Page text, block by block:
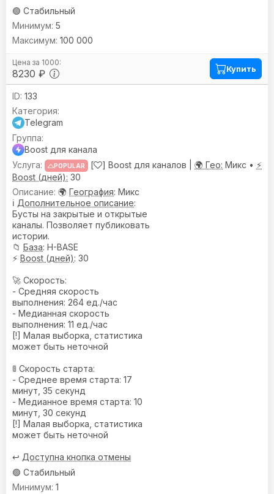
🟢 Стабильный
8230 ₽
5
100 000
Купить
133
Telegram
Boost для канала
POPULAR [ ] Boost для каналов | 🌍 Гео: Микс • ⚡
Boost (дней): 30
🌍 География: Микс
ℹ️ Дополнительное описание:
Бусты на закрытые и открытые
каналы. Позволяет публиковать
истории.
📁 База: H-BASE
⚡ Boost (дней): 30
🚀 Скорость:
- Средняя скорость
выполнения: 264 ед./час
- Медианная скорость
выполнения: 11 ед./час
[!] Малая выборка, статистика
может быть неточной
🚦 Скорость старта:
- Среднее время старта: 17
минут, 35 секунд
- Медианное время старта: 10
минут, 30 секунд
[!] Малая выборка, статистика
может быть неточной
↩️ Доступна кнопка отмены
🟢 Стабильный
1